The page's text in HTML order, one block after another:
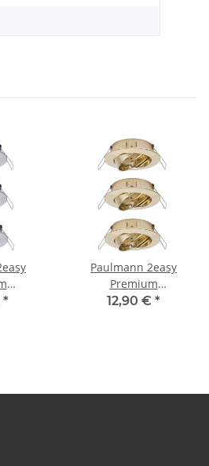
3er
*
Paulmann 2easy
Premium
Einbauleuchten 3er
12,90 € *